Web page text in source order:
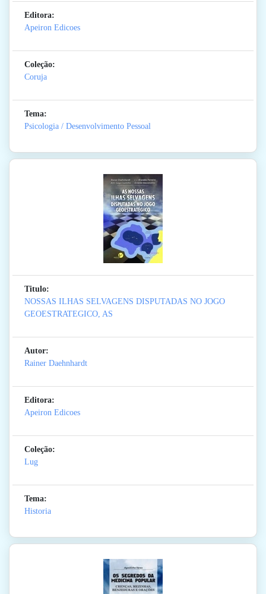
Editora:
Apeiron Edicoes
Coleção:
Coruja
Tema:
Psicologia / Desenvolvimento Pessoal
Titulo:
NOSSAS ILHAS SELVAGENS DISPUTADAS NO JOGO
GEOESTRATEGICO, AS
Autor:
Rainer Daehnhardt
Editora:
Apeiron Edicoes
Coleção:
Lug
Tema:
Historia